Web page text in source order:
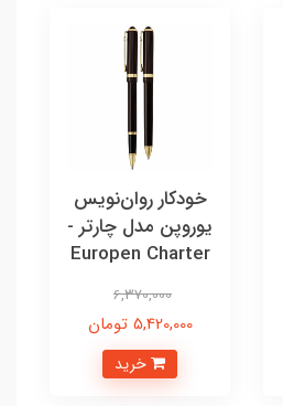
خودکار روان‌نویس
یوروپن مدل چارتر -
Europen Charter
6,370,000
5,420,000 تومان